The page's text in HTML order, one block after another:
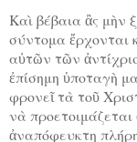
Καὶ βέβαια ἂς μὴν
σύντομα ἔρχονται
αὐτῶν τῶν
ἐπίσημη ὑποταγὴ
φρονεῖ τὰ τοῦ
νὰ
ἀναπόφευκτη